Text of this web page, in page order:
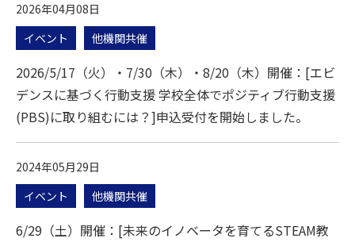
2026年04月08日
イベント
他機関共催
2026/5/17（火）・7/30（木）・8/20（木）開催：[エビ
デンスに基づく行動支援 学校全体でポジティブ行動支援
(PBS)に取り組むには？]申込受付を開始しました。
2024年05月29日
イベント
他機関共催
6/29（土）開催：[未来のイノベータを育てるSTEAM教